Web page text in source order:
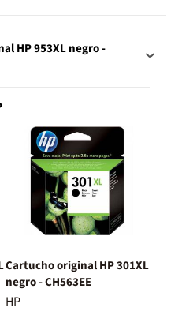
HP 953XL negro -
Cartucho original HP 301XL
negro - CH563EE
HP